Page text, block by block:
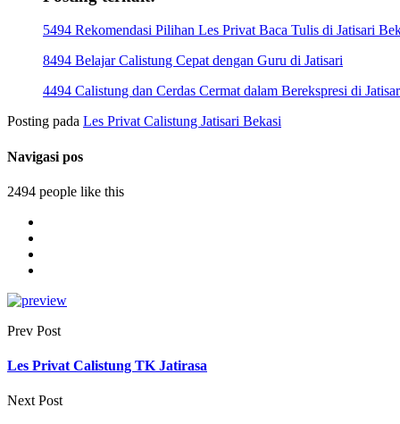
5494 Rekomendasi Pilihan Les Privat Baca Tulis di Jatisari
8494 Belajar Calistung Cepat dengan Guru di Jatisari
4494 Calistung dan Cerdas Cermat dalam Berekspresi di
Posting pada Les Privat Calistung Jatisari Bekasi
Navigasi pos
2494 people like this
Prev Post
Les Privat Calistung TK Jatirasa
Next Post